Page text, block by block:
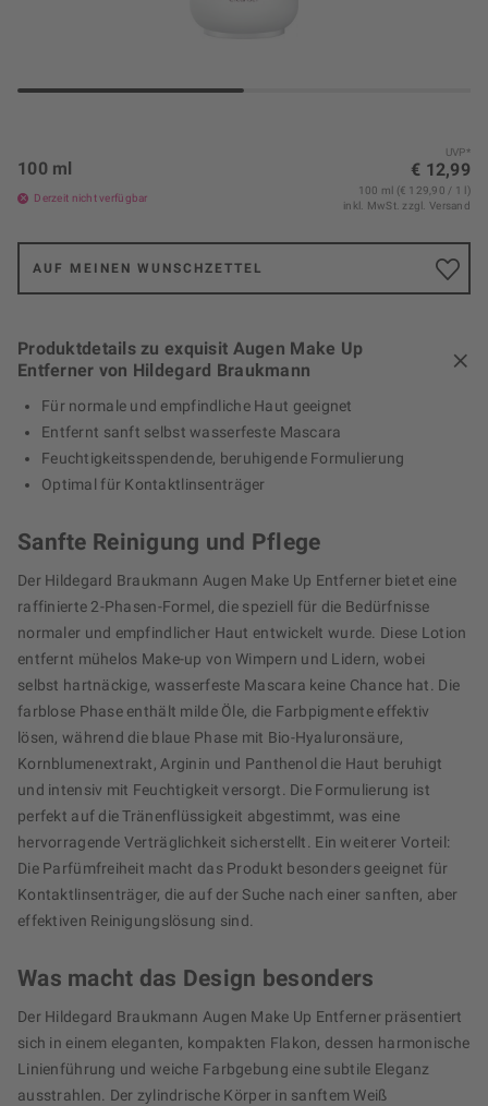
UVP*
€ 12,99
100 ml
Derzeit nicht verfügbar
100 ml (€ 129,90 / 1 l)
inkl. MwSt.zzgl. Versand
AUF MEINEN WUNSCHZETTEL
Produktdetails zu exquisit Augen Make Up
Entferner von Hildegard Braukmann
Für normale und empfindliche Haut geeignet
Entfernt sanft selbst wasserfeste Mascara
Feuchtigkeitsspendende, beruhigende Formulierung
Optimal für Kontaktlinsenträger
Sanfte Reinigung und Pflege
Der Hildegard Braukmann Augen Make Up Entferner bietet eine
raffinierte 2-Phasen-Formel, die speziell für die Bedürfnisse
normaler und empfindlicher Haut entwickelt wurde. Diese Lotion
entfernt mühelos Make-up von Wimpern und Lidern, wobei
selbst hartnäckige, wasserfeste Mascara keine Chance hat. Die
farblose Phase enthält milde Öle, die Farbpigmente effektiv
lösen, während die blaue Phase mit Bio-Hyaluronsäure,
Kornblumenextrakt, Arginin und Panthenol die Haut beruhigt
und intensiv mit Feuchtigkeit versorgt. Die Formulierung ist
perfekt auf die Tränenflüssigkeit abgestimmt, was eine
hervorragende Verträglichkeit sicherstellt. Ein weiterer Vorteil:
Die Parfümfreiheit macht das Produkt besonders geeignet für
Kontaktlinsenträger, die auf der Suche nach einer sanften, aber
effektiven Reinigungslösung sind.
Was macht das Design besonders
Der Hildegard Braukmann Augen Make Up Entferner präsentiert
sich in einem eleganten, kompakten Flakon, dessen harmonische
Linienführung und weiche Farbgebung eine subtile Eleganz
ausstrahlen. Der zylindrische Körper in sanftem Weiß